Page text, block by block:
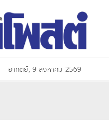
อาทิตย์, 9 สิงหาคม 2569